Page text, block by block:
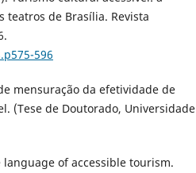
teatros de Brasília. Revista
596
mensuração da efetividade de
(Tese de Doutorado, Universidade
of accessible tourism.